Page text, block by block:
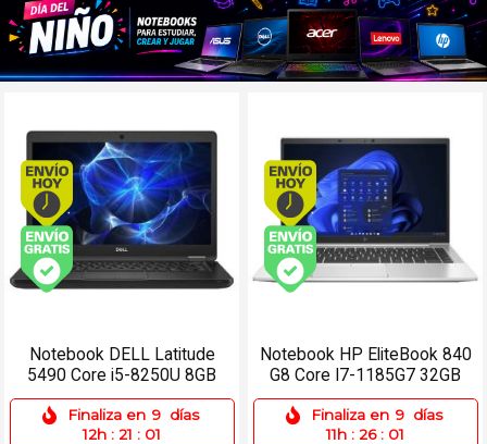
Envío hoy. Comprando antes de 13Hs.
Envío gratis (Ver Envíos y Pagos)
Notebook DELL Latitude
5490 Core i5-8250U 8GB
256SSD 14 Win 11 Pro
Finaliza en 9 días
12h : 21 : 01
Envío hoy.
Envío gratis (Ver
Notebook HP EliteBook 840
G8 Core I7-1185G7 32GB
256SSD 14 Win 11 Pro
Finaliza en 9 días
11h : 26 : 01